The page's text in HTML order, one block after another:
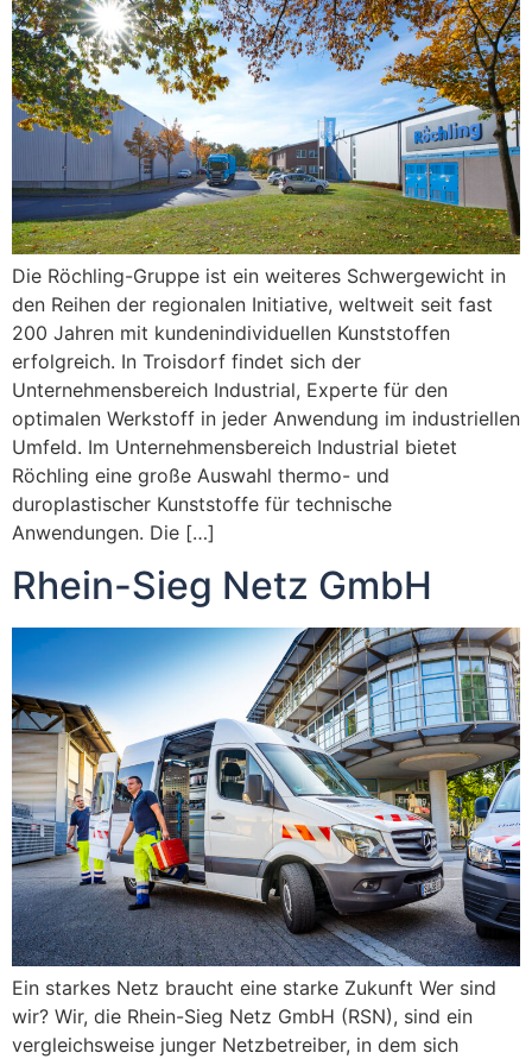
Die Röchling-Gruppe ist ein weiteres Schwergewicht in
den Reihen der regionalen Initiative, weltweit seit fast
200 Jahren mit kundenindividuellen Kunststoffen
erfolgreich. In Troisdorf findet sich der
Unternehmensbereich Industrial, Experte für den
optimalen Werkstoff in jeder Anwendung im industriellen
Umfeld. Im Unternehmensbereich Industrial bietet
Röchling eine große Auswahl thermo- und
duroplastischer Kunststoffe für technische
Anwendungen. Die […]
Rhein-Sieg Netz GmbH
Ein starkes Netz braucht eine starke Zukunft Wer sind
wir? Wir, die Rhein-Sieg Netz GmbH (RSN), sind ein
vergleichsweise junger Netzbetreiber, in dem sich